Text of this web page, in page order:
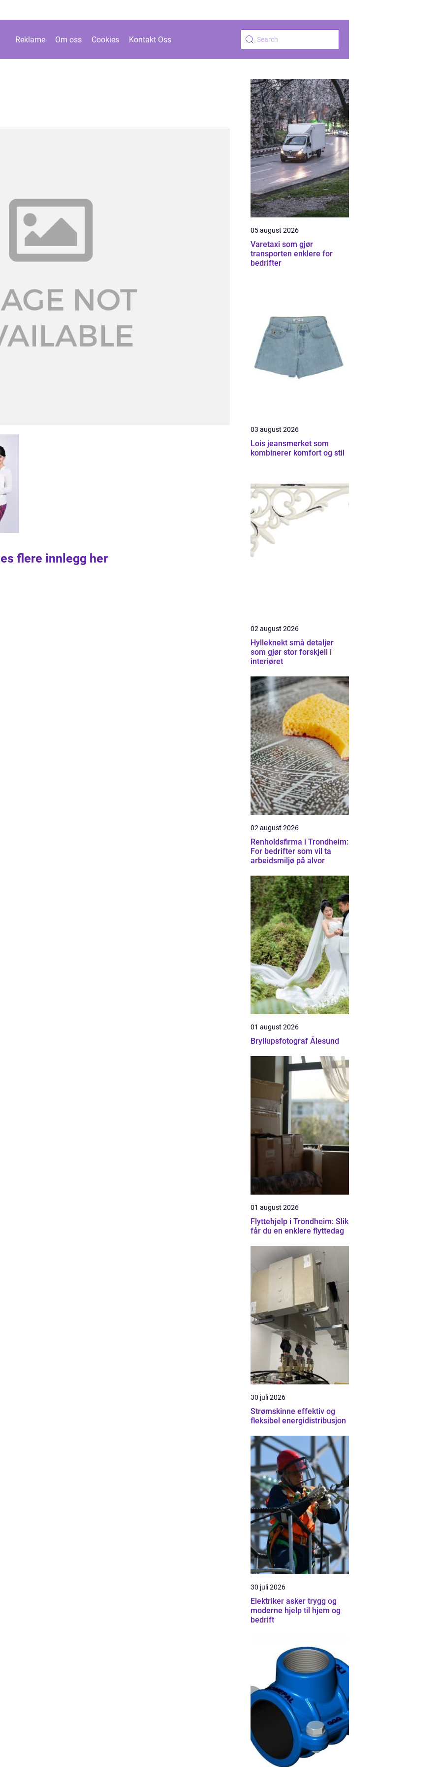
Reklame Om oss Cookies Kontakt Oss
flere innlegg her
05 august 2026
Varetaxi som gjør
transporten enklere for
bedrifter
03 august 2026
Lois jeansmerket som
kombinerer komfort og stil
02 august 2026
Hylleknekt små detaljer
som gjør stor forskjell i
interiøret
02 august 2026
Renholdsfirma i Trondheim:
For bedrifter som vil ta
arbeidsmiljø på alvor
01 august 2026
Bryllupsfotograf Ålesund
01 august 2026
Flyttehjelp i Trondheim: Slik
får du en enklere flyttedag
30 juli 2026
Strømskinne effektiv og
fleksibel energidistribusjon
30 juli 2026
Elektriker asker trygg og
moderne hjelp til hjem og
bedrift